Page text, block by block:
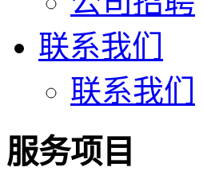
联系我们
联系我们
服务项目